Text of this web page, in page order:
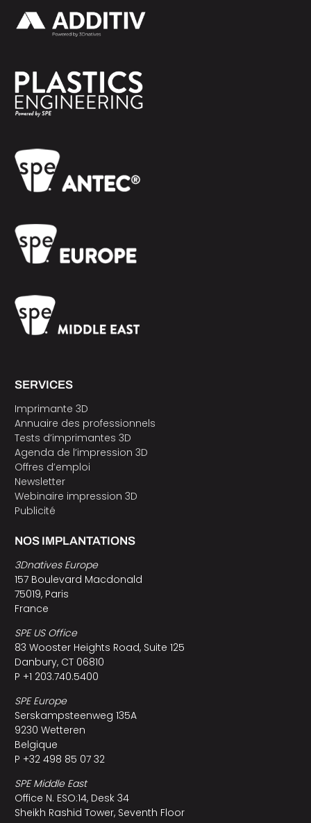
SERVICES
Imprimante 3D
Annuaire des professionnels
Tests d’imprimantes 3D
Agenda de l’impression 3D
Offres d’emploi
Newsletter
Webinaire impression 3D
Publicité
NOS IMPLANTATIONS
3Dnatives Europe
157 Boulevard Macdonald
75019, Paris
France
SPE US Office
83 Wooster Heights Road, Suite 125
Danbury, CT 06810
P +1 203.740.5400
SPE Europe
Serskampsteenweg 135A
9230 Wetteren
Belgique
P +32 498 85 07 32
SPE Middle East
Office N. ESO:14, Desk 34
Sheikh Rashid Tower, Seventh Floor